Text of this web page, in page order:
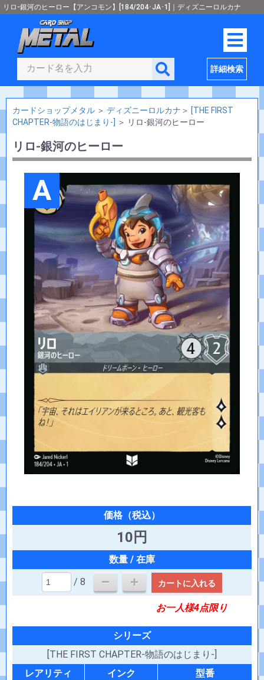
リロ-銀河のヒーロー【アンコモン】[184/204･JA･1]｜ディズニーロルカナ
詳細検索
カードショップメタル ＞ ディズニーロルカナ ＞ [THE FIRST
CHAPTER-物語のはじまり-]
＞ リロ-銀河のヒーロー
リロ-銀河のヒーロー
A
10円
/ 8 カートに入れる
お一人様4点限り
シリーズ
[THE FIRST CHAPTER-物語のはじまり-]
レアリティ
インク
型番